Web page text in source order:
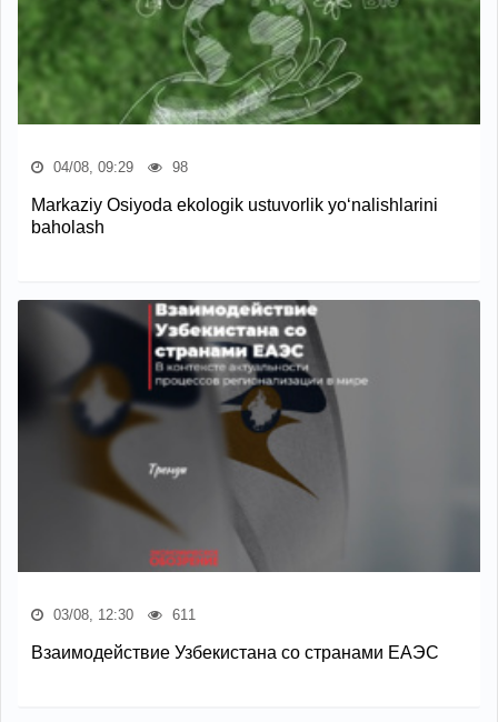
04/08, 09:29 98
Markaziy Osiyoda ekologik ustuvorlik yo‘nalishlarini
baholash
03/08, 12:30 611
Взаимодействие Узбекистана со странами ЕАЭС